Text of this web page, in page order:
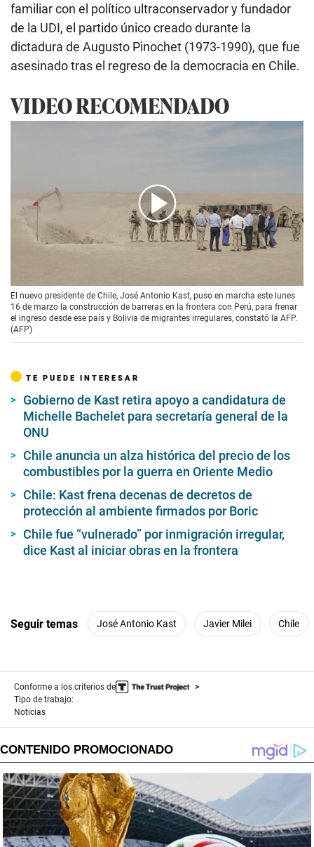
familiar con el político ultraconservador y fundador
de la UDI, el partido único creado durante la
dictadura de Augusto Pinochet (1973-1990), que fue
asesinado tras el regreso de la democracia en Chile.
VIDEO RECOMENDADO
El nuevo presidente de Chile, José Antonio Kast, puso en marcha este lunes
16 de marzo la construcción de barreras en la frontera con Perú, para frenar
el ingreso desde ese país y Bolivia de migrantes irregulares, constató la AFP.
(AFP)
TE PUEDE INTERESAR
Gobierno de Kast retira apoyo a candidatura de
Michelle Bachelet para secretaría general de la
ONU
Chile anuncia un alza histórica del precio de los
combustibles por la guerra en Oriente Medio
Chile: Kast frena decenas de decretos de
protección al ambiente firmados por Boric
Chile fue “vulnerado” por inmigración irregular,
dice Kast al iniciar obras en la frontera
Seguir temas José Antonio Kast Javier Milei Chile
Conforme a los criterios de
Tipo de trabajo:
Noticias